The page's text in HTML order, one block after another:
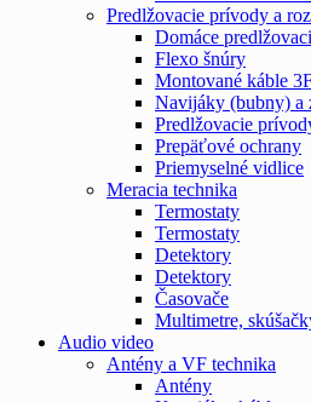
Predlžovacie prívody a
Domáce
Flexo šnúry
Montované káble
Navijáky (bubny) a
Predlžovacie
Prepäťové ochrany
Priemyselné vidlice
Meracia technika
Termostaty
Termostaty
Detektory
Detektory
Časovače
Multimetre,
Audio video
Antény a VF technika
Antény